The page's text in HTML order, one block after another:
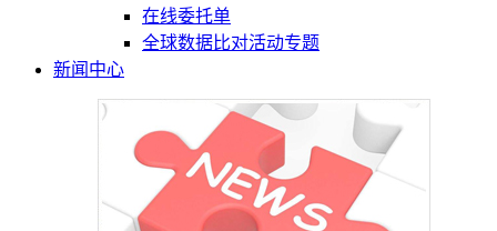
在线委托单
全球数据比对活动专题
新闻中心